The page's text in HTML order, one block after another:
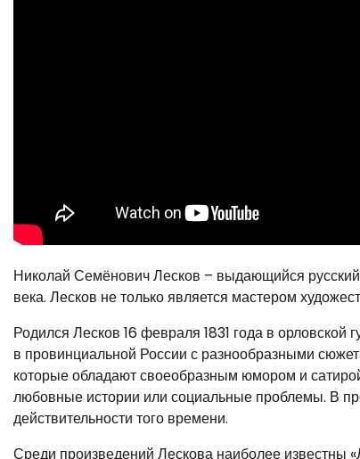
Николай Семёнович Лесков – выдающийся русский
века. Лесков не только является мастером
Родился Лесков 16 февраля 1831 года в
в провинциальной России с разнообразными
которые обладают своеобразным юмором и
любовные истории или социальные проблемы. В
действительности того времени.
Среди произведений Лескова наиболее известны